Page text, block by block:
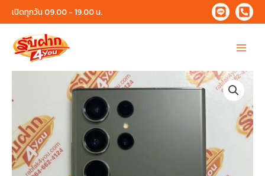
Skip
to
content
เปิดทุกวัน 09.00 - 19.00 น.
Main
Menu